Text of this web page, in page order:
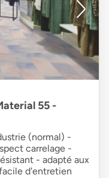
55 -
(normal) -
carrelage -
- adapté aux
d'entretien